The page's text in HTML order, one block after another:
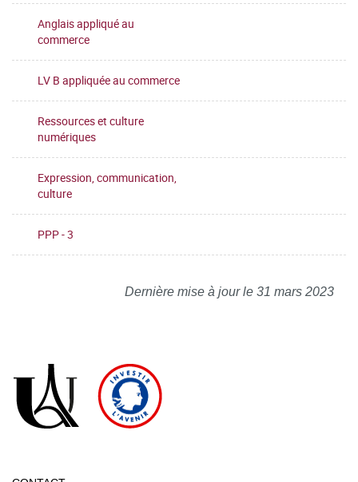
Anglais appliqué au
commerce
LV B appliquée au commerce
Ressources et culture
numériques
Expression, communication,
culture
PPP - 3
Dernière mise à jour le 31 mars 2023